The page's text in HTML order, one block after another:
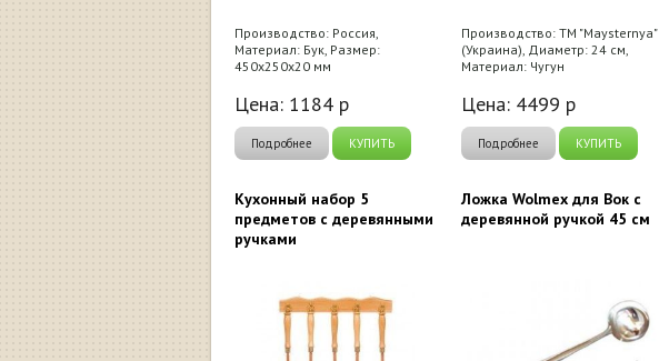
Производство: Россия,
Материал: Бук, Размер:
450x250x20 мм
Цена: 1184 р
Подробнее КУПИТЬ
Производство: ТМ "Maysternya"
(Украина), Диаметр: 24 см,
Материал: Чугун
Цена: 4499 р
Подробнее КУПИТЬ
Кухонный набор 5
предметов с деревянными
ручками
Ложка Wolmex для Вок с
деревянной ручкой 45 см